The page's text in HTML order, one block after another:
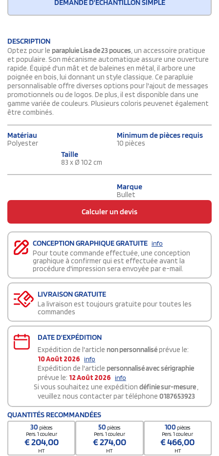
DEMANDE D'ÉCHANTILLON SIMPLE
DESCRIPTION
Optez pour le parapluie Lisa de 23 pouces, un accessoire pratique
et populaire. Son mécanisme automatique assure une ouverture
rapide. Équipé d'un mât et de baleines en métal, il arbore une
poignée en bois, lui donnant un style classique. Ce parapluie
personnalisable offre diverses options pour l'ajout de messages
promotionnels ou de logos. De plus, il est disponible dans une
gamme variée de couleurs. Plusieurs coloris peuvenet également
être combinés.
Matériau
Polyester
Minimum de pièces requis
10 pièces
Taille
83 x Ø 102 cm
Marque
Bullet
Calculer un devis
CONCEPTION GRAPHIQUE GRATUITE info
Pour toute commande effectuée, une conception
graphique à confirmer qui est effectuée avant la
procédure d'impression sera envoyée par e-mail.
LIVRAISON GRATUITE
La livraison est toujours gratuite pour toutes les
commandes
DATE D'EXPÉDITION
Expédition de l'article non personnaliséprévue le:
10 Août 2026 info
Expédition de l'article personnalisé avec sérigraphie
prévue le: 12 Août 2026 info
Si vous souhaitez une expédition définie sur-mesure,
veuillez nous contacter par téléphone 0187653923
QUANTITÉS RECOMMANDÉES
30 pièces
Pers. 1 couleur
€204,00
HT
50 pièces
Pers. 1 couleur
€274,00
HT
100 pièces
Pers. 1 couleur
€466,00
HT